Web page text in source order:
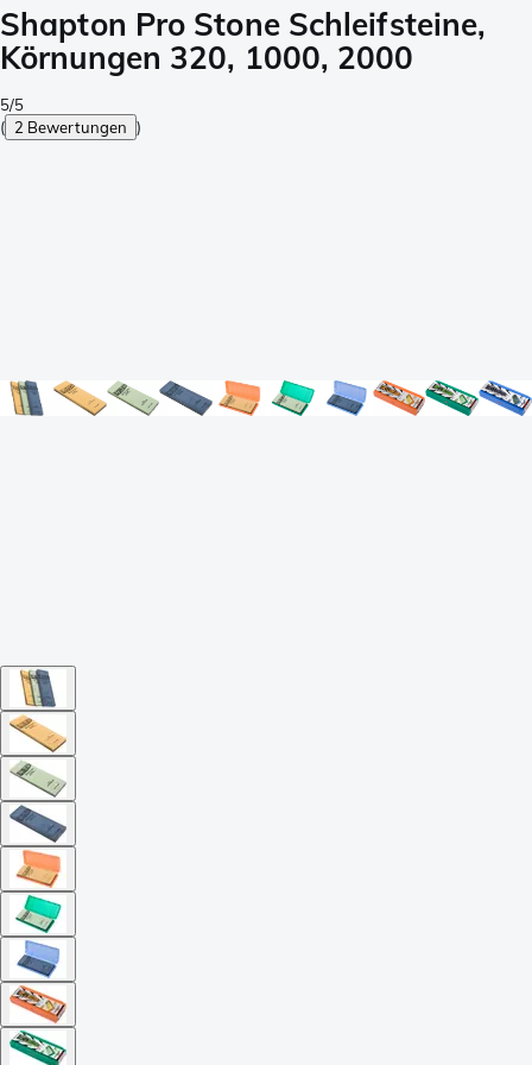
Shapton Pro Stone Schleifsteine,
Körnungen 320, 1000, 2000
5/5
( 2 Bewertungen )